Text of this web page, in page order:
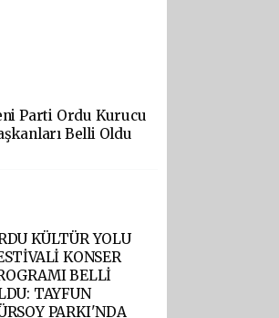
Tepki
Parti Ordu Kurucu
Belli Oldu
KÜLTÜR YOLU
KONSER
BELLİ
TAYFUN
PARKI'NDA